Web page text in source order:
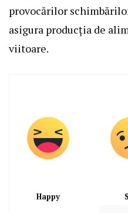
provocărilor
asigura producția de
viitoare.
Happy